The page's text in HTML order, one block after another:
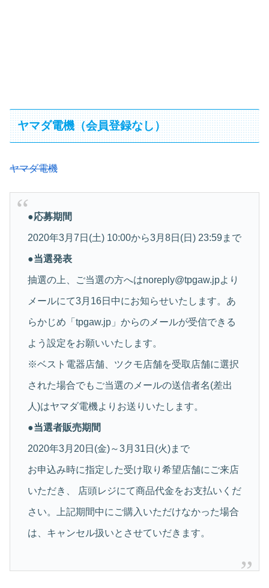
ヤマダ電機（会員登録なし）
ヤマダ電機
●応募期間
2020年3月7日(土) 10:00から3月8日(日) 23:59まで
●当選発表
抽選の上、ご当選の方へはnoreply@tpgaw.jpより
メールにて3月16日中にお知らせいたします。あ
らかじめ「tpgaw.jp」からのメールが受信できる
よう設定をお願いいたします。
※ベスト電器店舗、ツクモ店舗を受取店舗に選択
された場合でもご当選のメールの送信者名(差出
人)はヤマダ電機よりお送りいたします。
●当選者販売期間
2020年3月20日(金)～3月31日(火)まで
お申込み時に指定した受け取り希望店舗にご来店
いただき、 店頭レジにて商品代金をお支払いくだ
さい。上記期間中にご購入いただけなかった場合
は、キャンセル扱いとさせていだきます。